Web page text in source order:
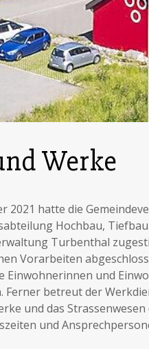
Werke
2021 hatte die
Hochbau,
Turbenthal
Vorarbeiten
Einwohnerinnen und
Ferner betreut der
und das
und